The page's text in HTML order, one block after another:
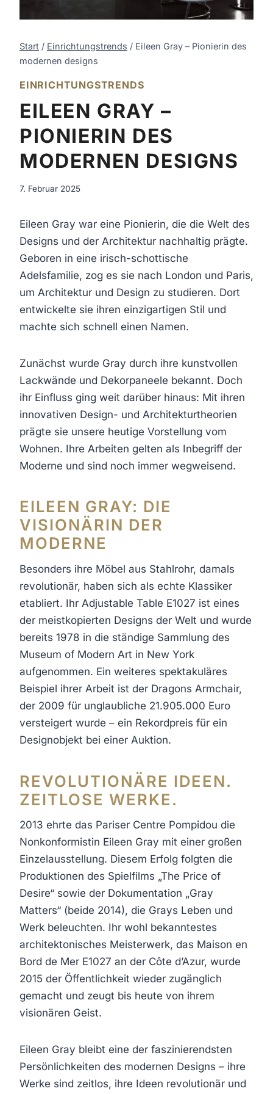
Start / Einrichtungstrends / Eileen Gray – Pionierin des
modernen designs
EINRICHTUNGSTRENDS
EILEEN GRAY –
PIONIERIN DES
MODERNEN DESIGNS
7. Februar 2025
Eileen Gray war eine Pionierin, die die Welt des
Designs und der Architektur nachhaltig prägte.
Geboren in eine irisch-schottische
Adelsfamilie, zog es sie nach London und Paris,
um Architektur und Design zu studieren. Dort
entwickelte sie ihren einzigartigen Stil und
machte sich schnell einen Namen.
Zunächst wurde Gray durch ihre kunstvollen
Lackwände und Dekorpaneele bekannt. Doch
ihr Einfluss ging weit darüber hinaus: Mit ihren
innovativen Design- und Architekturtheorien
prägte sie unsere heutige Vorstellung vom
Wohnen. Ihre Arbeiten gelten als Inbegriff der
Moderne und sind noch immer wegweisend.
EILEEN GRAY: DIE
VISIONÄRIN DER
MODERNE
Besonders ihre Möbel aus Stahlrohr, damals
revolutionär, haben sich als echte Klassiker
etabliert. Ihr Adjustable Table E1027 ist eines
der meistkopierten Designs der Welt und wurde
bereits 1978 in die ständige Sammlung des
Museum of Modern Art in New York
aufgenommen. Ein weiteres spektakuläres
Beispiel ihrer Arbeit ist der Dragons Armchair,
der 2009 für unglaubliche 21.905.000 Euro
versteigert wurde – ein Rekordpreis für ein
Designobjekt bei einer Auktion.
REVOLUTIONÄRE IDEEN.
ZEITLOSE WERKE.
2013 ehrte das Pariser Centre Pompidou die
Nonkonformistin Eileen Gray mit einer großen
Einzelausstellung. Diesem Erfolg folgten die
Produktionen des Spielfilms „The Price of
Desire“ sowie der Dokumentation „Gray
Matters“ (beide 2014), die Grays Leben und
Werk beleuchten. Ihr wohl bekanntestes
architektonisches Meisterwerk, das Maison en
Bord de Mer E1027 an der Côte d’Azur, wurde
2015 der Öffentlichkeit wieder zugänglich
gemacht und zeugt bis heute von ihrem
visionären Geist.
Eileen Gray bleibt eine der faszinierendsten
Persönlichkeiten des modernen Designs – ihre
Werke sind zeitlos, ihre Ideen revolutionär und